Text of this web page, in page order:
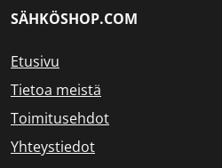
SÄHKÖSHOP.COM
Etusivu
Tietoa meistä
Toimitusehdot
Yhteystiedot